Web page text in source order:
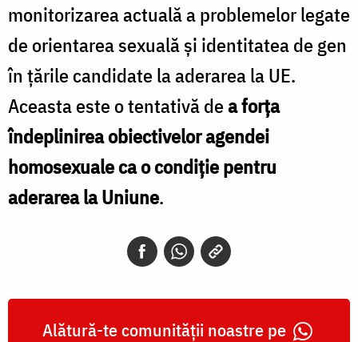
monitorizarea actuală a problemelor legate
de orientarea sexuală și identitatea de gen
în țările candidate la aderarea la UE.
Aceasta este o tentativă dea forța
îndeplinirea obiectivelor agendei
homosexuale ca o condiție pentru
aderarea la Uniune.
Alătură-te comunității noastre pe